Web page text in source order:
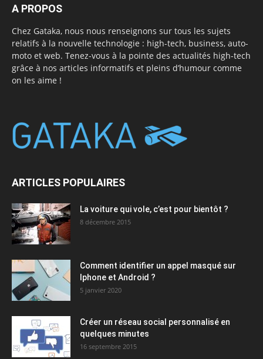
A PROPOS
Chez Gataka, nous nous renseignons sur tous les sujets
relatifs à la nouvelle technologie : high-tech, business, auto-
moto et web. Tenez-vous à la pointe des actualités high-tech
grâce à nos articles informatifs et pleins d’humour comme
on les aime !
ARTICLES POPULAIRES
La voiture qui vole, c’est pour bientôt ?
8 décembre 2015
Comment identifier un appel masqué sur
Iphone et Android ?
5 janvier 2020
Créer un réseau social personnalisé en
quelques minutes
16 septembre 2015